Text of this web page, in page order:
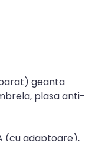
geanta
plasa anti-